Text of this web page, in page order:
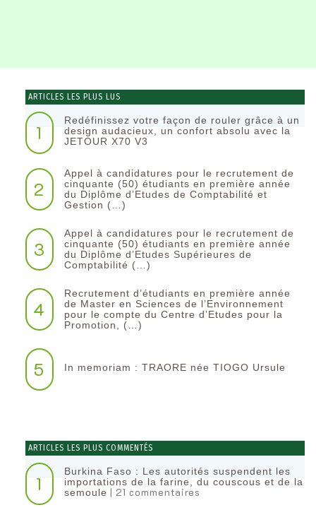
ARTICLES LES PLUS LUS
1
Redéfinissez votre façon de rouler grâce à un
design audacieux, un confort absolu avec la
JETOUR X70 V3
2
Appel à candidatures pour le recrutement de
cinquante (50) étudiants en première année
du Diplôme d’Etudes de Comptabilité et
Gestion (…)
3
Appel à candidatures pour le recrutement de
cinquante (50) étudiants en première année
du Diplôme d’Etudes Supérieures de
Comptabilité (…)
4
Recrutement d’étudiants en première année
de Master en Sciences de l’Environnement
pour le compte du Centre d’Etudes pour la
Promotion, (…)
5 In memoriam : TRAORE née TIOGO Ursule
ARTICLES LES PLUS COMMENTÉS
1
Burkina Faso : Les autorités suspendent les
importations de la farine, du couscous et de la
semoule
| 21 commentaires